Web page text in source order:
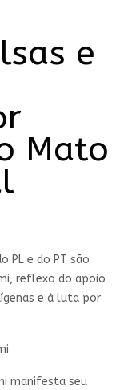
e
Mato
PL e do PT são
reflexo do apoio
e à luta por
manifesta seu